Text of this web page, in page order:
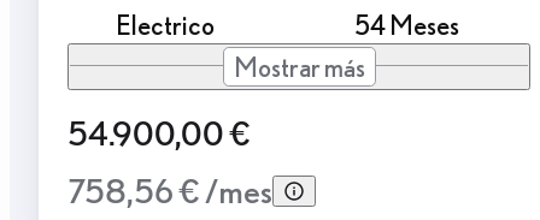
Electrico
54 Meses
Mostrar más
54.900,00 €
758,56 € /mes